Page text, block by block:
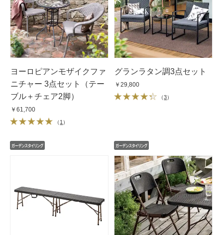
ヨーロピアンモザイクファ
ニチャー 3点セット（テー
ブル＋チェア2脚）
￥61,700
（ 1 ）
グランラタン調3点セット
￥29,800
（3）